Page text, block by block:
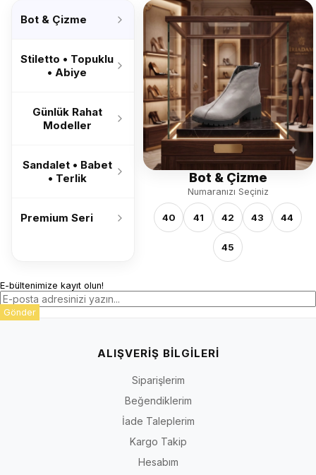
Bot & Çizme
Stiletto • Topuklu
• Abiye
Günlük Rahat
Modeller
Sandalet • Babet
• Terlik
Premium Seri
’26
Bot & Çizme
Numaranızı Seçiniz
40 41 42 43 44
45
E-bültenimize kayıt olun!
Gönder
ALIŞVERİŞ BİLGİLERİ
Siparişlerim
Beğendiklerim
İade Taleplerim
Kargo Takip
Hesabım